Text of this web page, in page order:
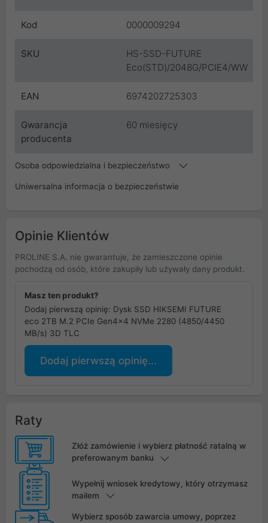
Kod 0000009294
SKU
HS-SSD-FUTURE
Eco(STD)/2048G/PCIE4/WW
EAN 6974202725303
Gwarancja
producenta
60 miesięcy
Osoba odpowiedzialna i bezpieczeństwo
Uniwersalna informacja o bezpieczeństwie
Opinie Klientów
PROLINE S.A. nie gwarantuje, że zamieszczone opinie
pochodzą od osób, które zakupiły lub używały dany produkt.
Masz ten produkt?
Dodaj pierwszą opinię: Dysk SSD HIKSEMI FUTURE
eco 2TB M.2 PCIe Gen4x4 NVMe 2280 (4850/4450
MB/s) 3D TLC
Dodaj pierwszą opinię...
Raty
Złóż zamówienie i wybierz płatność ratalną w
preferowanym banku
Wypełnij wniosek kredytowy, który otrzymasz
mailem
Wybierz sposób zawarcia umowy, poprzez